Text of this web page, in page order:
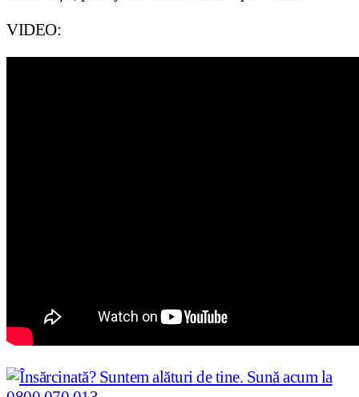
VIDEO: